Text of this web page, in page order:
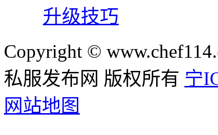
升级技巧
Copyright ©
私服发布网 版权所有 宁
网站地图